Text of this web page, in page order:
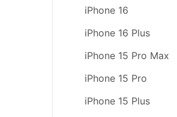
iPhone 16
iPhone 16 Plus
iPhone 15 Pro Max
iPhone 15 Pro
iPhone 15 Plus